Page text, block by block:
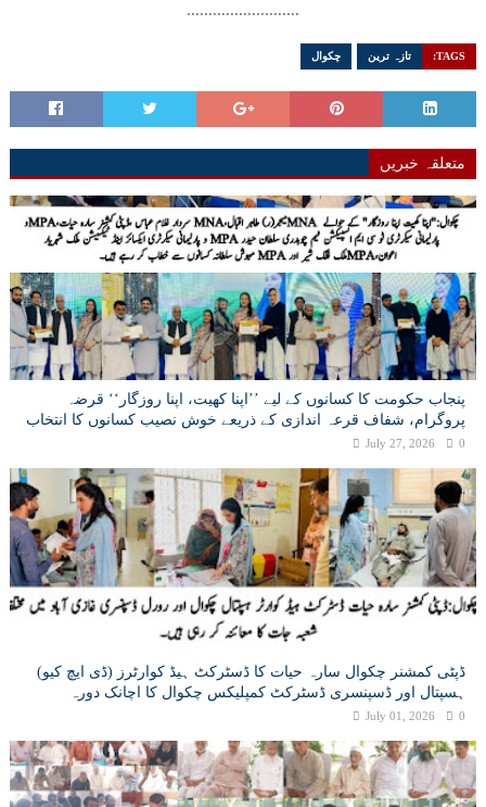
..........................
TAGS: تازہ ترین چکوال
متعلقہ خبریں
پنجاب حکومت کا کسانوں کے لیے ’’اپنا کھیت، اپنا روزگار‘‘ قرضہ
پروگرام، شفاف قرعہ اندازی کے ذریعے خوش نصیب کسانوں کا انتخاب
July 27, 2026 0
ڈپٹی کمشنر چکوال سارہ حیات کا ڈسٹرکٹ ہیڈ کوارٹرز (ڈی ایچ کیو)
ہسپتال اور ڈسپنسری ڈسٹرکٹ کمپلیکس چکوال کا اچانک دورہ
July 01, 2026 0